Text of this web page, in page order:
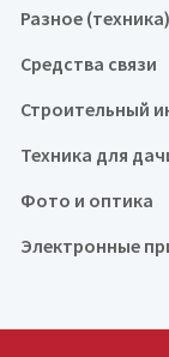
Разное (техника)
Средства связи
Строительный
Техника для
Фото и оптика
Электронные